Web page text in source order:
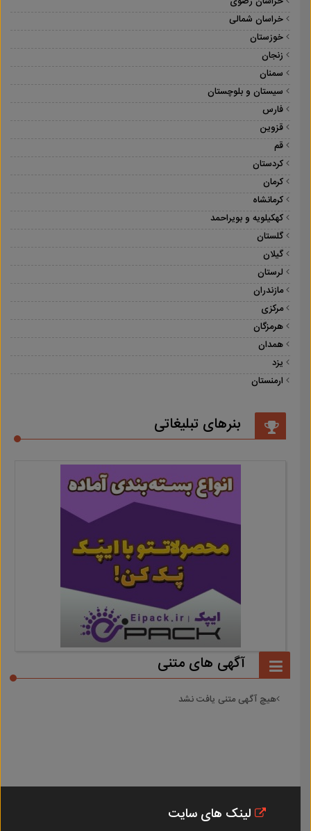
خراسان شمالی
خوزستان
زنجان
سمنان
سیستان و بلوچستان
فارس
قزوین
قم
کردستان
کرمان
کرمانشاه
کهکیلویه و بویراحمد
گلستان
گیلان
لرستان
مازندران
مرکزی
هرمزگان
همدان
یزد
ارمنستان
بنرهای تبلیغاتی
آگهی های متنی
هیچ آگهی متنی یافت نشد
لینک های سایت